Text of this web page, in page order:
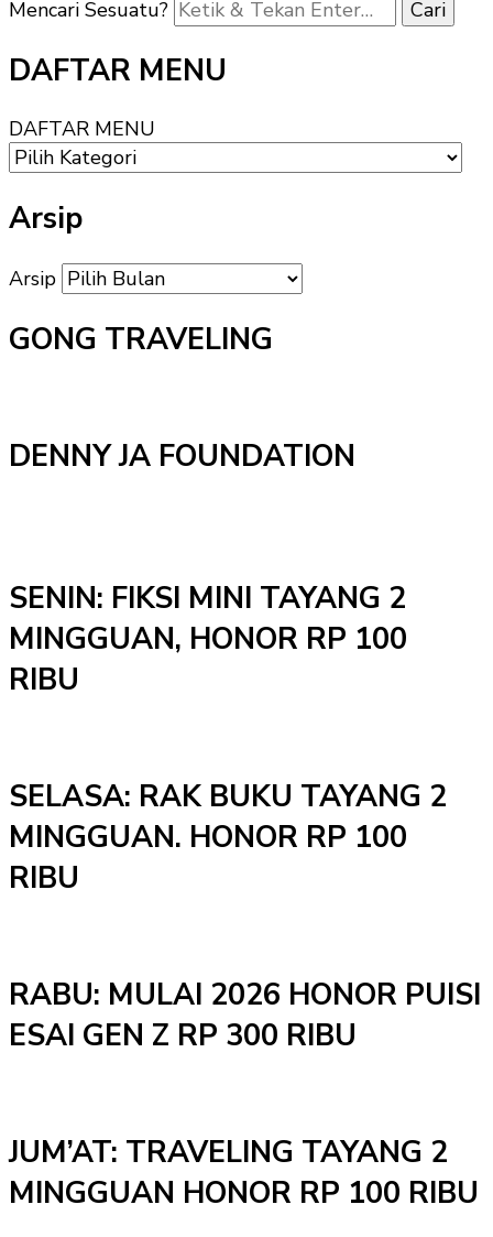
Mencari Sesuatu?
DAFTAR MENU
DAFTAR MENU
Arsip
Arsip
GONG TRAVELING
DENNY JA FOUNDATION
SENIN: FIKSI MINI TAYANG 2
MINGGUAN, HONOR RP 100
RIBU
SELASA: RAK BUKU TAYANG 2
MINGGUAN. HONOR RP 100
RIBU
RABU: MULAI 2026 HONOR PUISI
ESAI GEN Z RP 300 RIBU
JUM’AT: TRAVELING TAYANG 2
MINGGUAN HONOR RP 100 RIBU